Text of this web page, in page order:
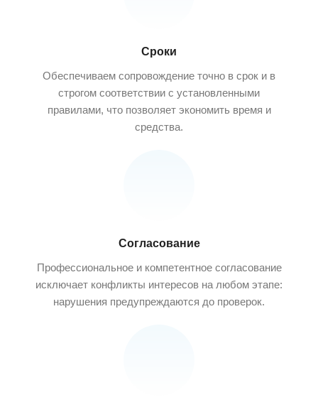
Сроки
Обеспечиваем сопровождение точно в срок и в
строгом соответствии с установленными
правилами, что позволяет экономить время и
средства.
Согласование
Профессиональное и компетентное согласование
исключает конфликты интересов на любом этапе:
нарушения предупреждаются до проверок.